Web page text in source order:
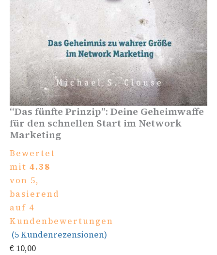
“Das fünfte Prinzip”: Deine Geheimwaffe
für den schnellen Start im Network
Marketing
Bewertet
mit 4.38
von 5,
basierend
auf 4
Kundenbewertungen
(5Kundenrezensionen)
€ 10,00